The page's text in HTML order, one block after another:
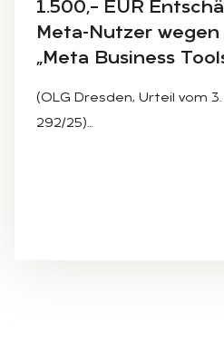
1.500,– EUR
Meta-Nut­zer
„Meta Busi­ness
(OLG Dresden, Urteil vom
292/25)…